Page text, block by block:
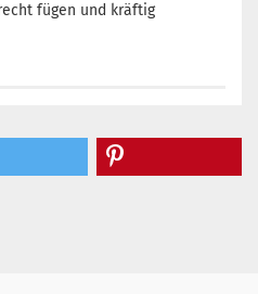
fügen und kräftig